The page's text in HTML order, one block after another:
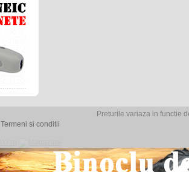
Preturile variaza in functie
Termeni si conditii